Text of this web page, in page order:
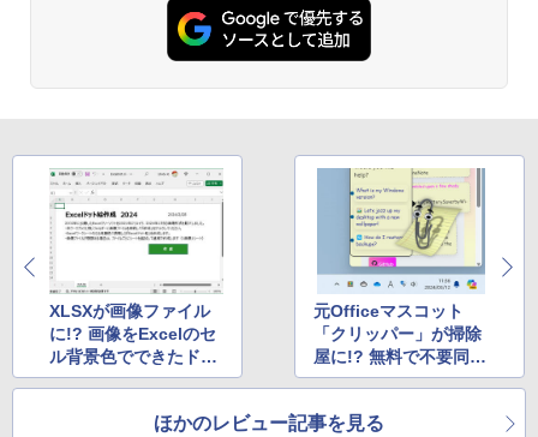
Microsoft Office Home & Business 202
4(最新 永続版)|オンラインコード版|Wind
ows11、10/mac対応|PC2台
Robloxギフトカード - 2,000 Robux 【限
定バーチャルアイテムを含む】 【オンラ
インゲームコード】 ロブロックス | オン
ラインコード版
Windows版 | Minecraft (マインクラフ
ト): Java & Bedrock Edition | オンライ
ンコード版
￥3,600
￥1,292
方 マニュアル AI副業にもコンテンツ作成
にもKindle出版にも！ 非エンジニアのた
めのAIコーディング入門シリーズ
￥99
FM TOWNS ハイパー・カタログ: 本体ハ
ードウェア・市販ソフトウェアのパーフ
ェクトリストと最新エミュレータ紹介
Amazon Kindle Paperwhite (16GB) 7イ
週間持続バッテリー、広告なし、ブラッ
￥22,980
Amazon Kindle Colorsoft | 16GBストレ
ージ、防水、7インチカラーディスプレ
イ、色調調節ライト、最大8週間持続バッ
テリー、広告無し、ブラック (2025年発
売)
￥31,980
New Amazon Kindle Scribe Colorsoft |
XLSXが画像ファイル
に!? 画像をExcelのセ
ル背景色でできたドッ
ト絵に変換するツール
元Officeマスコット
「クリッパー」が掃除
屋に!? 無料で不要同梱
アプリを削除してくれ
ほかのレビュー記事を見る